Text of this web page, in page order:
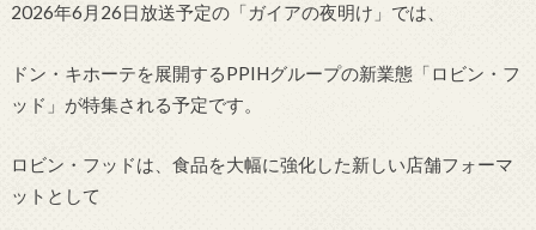
2026年6月26日放送予定の「ガイアの夜明け」では、
ドン・キホーテを展開するPPIHグループの新業態「ロビン・フ
ッド」が特集される予定です。
ロビン・フッドは、食品を大幅に強化した新しい店舗フォーマ
ットとして